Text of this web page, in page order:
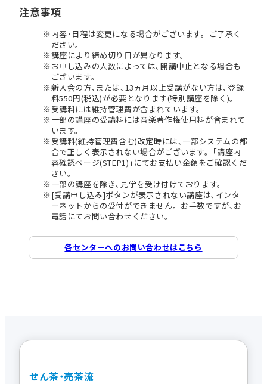
注意事項
内容･日程は変更になる場合がございます。ご了承く
ださい。
講座により締め切り日が異なります。
お申し込みの人数によっては､開講中止となる場合も
ございます。
新入会の方､または､13ヵ月以上受講がない方は､登録
料550円(税込)が必要となります(特別講座を除く)。
受講料には維持管理費が含まれています。
一部の講座の受講料には音楽著作権使用料が含まれて
います。
受講料(維持管理費含む)改定時には､一部システムの都
合で正しく表示されない場合がございます。｢講座内
容確認ページ(STEP1)｣にてお支払い金額をご確認くだ
さい。
一部の講座を除き､見学を受け付けております。
[受講申し込み]ボタンが表示されない講座は､インタ
ーネットからの受付ができません。お手数ですが､お
電話にてお問い合わせください。
各センターへのお問い合わせはこちら
せん茶・売茶流